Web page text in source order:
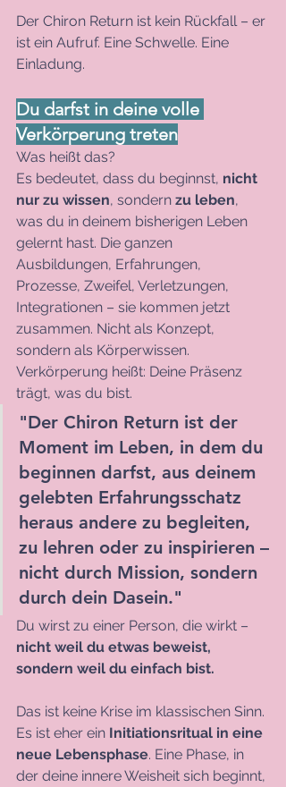
Der Chiron Return ist kein Rückfall – er
ist ein Aufruf. Eine Schwelle. Eine
Einladung.
Du darfst in deine volle
Verkörperung treten
Was heißt das?
Es bedeutet, dass du beginnst, nicht
nur zu wissen, sondern zu leben,
was du in deinem bisherigen Leben
gelernt hast. Die ganzen
Ausbildungen, Erfahrungen,
Prozesse, Zweifel, Verletzungen,
Integrationen – sie kommen jetzt
zusammen. Nicht als Konzept,
sondern als Körperwissen.
Verkörperung heißt: Deine Präsenz
trägt, was du bist.
"Der Chiron Return ist der
Moment im Leben, in dem du
beginnen darfst, aus deinem
gelebten Erfahrungsschatz
heraus andere zu begleiten,
zu lehren oder zu inspirieren –
nicht durch Mission, sondern
durch dein Dasein."
Du wirst zu einer Person, die wirkt –
nicht weil du etwas beweist,
sondern weil du einfach bist.
Das ist keine Krise im klassischen Sinn.
Es ist eher ein Initiationsritual in eine
neue Lebensphase. Eine Phase, in
der deine innere Weisheit sich beginnt,